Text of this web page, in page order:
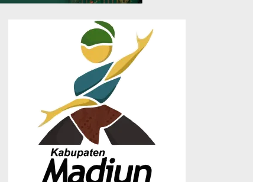
Musda X LDII
Dorong Sinergi
Pembangunan SDM